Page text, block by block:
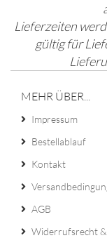
Lieferzeiten
gültig für
MEHR ÜBER...
Impressum
Bestellablauf
Kontakt
AGB
Widerrufsrecht